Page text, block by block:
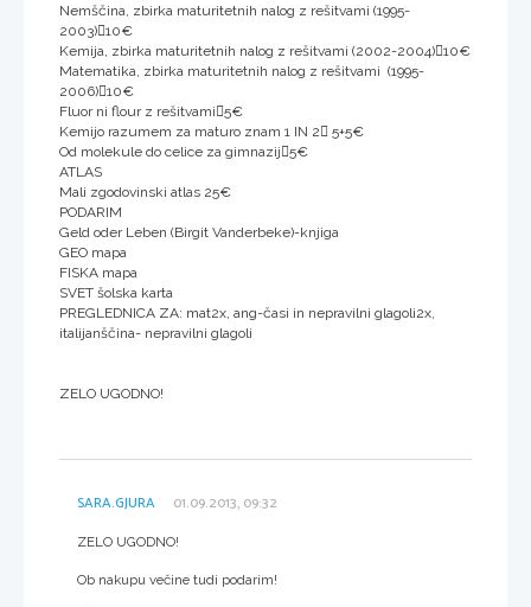
Nemščina, zbirka maturitetnih nalog z rešitvami (1995-
2003)10€
Kemija, zbirka maturitetnih nalog z rešitvami (2002-2004)10€
Matematika, zbirka maturitetnih nalog z rešitvami (1995-
2006)10€
Fluor ni flour z rešitvami5€
Kemijo razumem za maturo znam 1 IN 2 5+5€
Od molekule do celice za gimnazij5€
ATLAS
Mali zgodovinski atlas 25€
PODARIM
Geld oder Leben (Birgit Vanderbeke)-knjiga
GEO mapa
FISKA mapa
SVET šolska karta
PREGLEDNICA ZA: mat2x, ang-časi in nepravilni glagoli2x,
italijanščina- nepravilni glagoli
ZELO UGODNO!
SARA.GJURA 01.09.2013, 09:32
ZELO UGODNO!
Ob nakupu večine tudi podarim!